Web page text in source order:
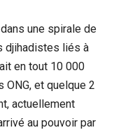
une spirale de
djihadistes liés à
en tout 10 000
et quelque 2
actuellement
au pouvoir par